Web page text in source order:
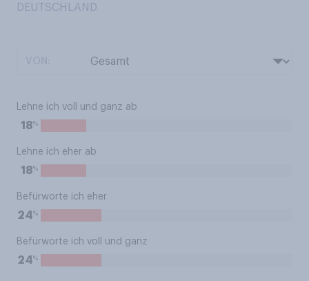
DEUTSCHLAND
Lehne ich voll und ganz ab
18%
Lehne ich eher ab
18%
Befürworte ich eher
24%
Befürworte ich voll und ganz
24%